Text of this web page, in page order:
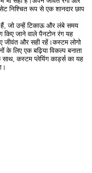
निश्चित रूप से एक शानदार छाप
हैं, जो उन्हें टिकाऊ और लंबे समय
किए जाने वाले पैनटोन रंग यह
जीवंत और सही रहें।कस्टम लोगो
के लिए एक बढ़िया विकल्प बनाता
कस्टम प्लेयिंग कार्ड्स का यह